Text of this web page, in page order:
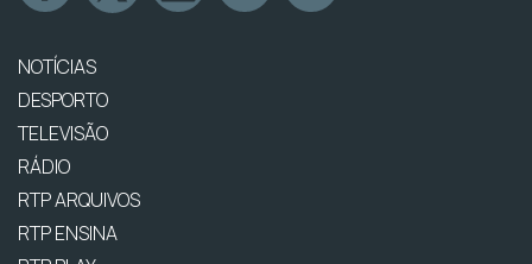
NOTÍCIAS
DESPORTO
TELEVISÃO
RÁDIO
RTP ARQUIVOS
RTP ENSINA